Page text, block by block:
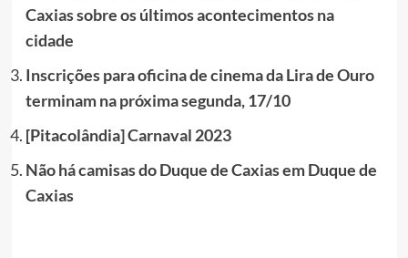
Caxias sobre os últimos acontecimentos na
cidade
Inscrições para oficina de cinema da Lira de Ouro
terminam na próxima segunda, 17/10
[Pitacolândia] Carnaval 2023
Não há camisas do Duque de Caxias em Duque de
Caxias